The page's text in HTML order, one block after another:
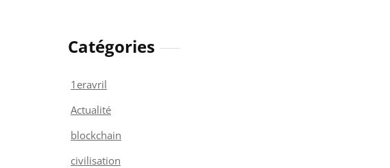
Catégories
1eravril
Actualité
blockchain
civilisation